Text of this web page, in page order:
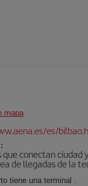
mapa
es/
que conectan
de llegadas de la
tiene una terminal .